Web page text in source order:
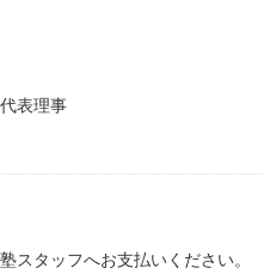
表理事
スタッフへお支払いください。